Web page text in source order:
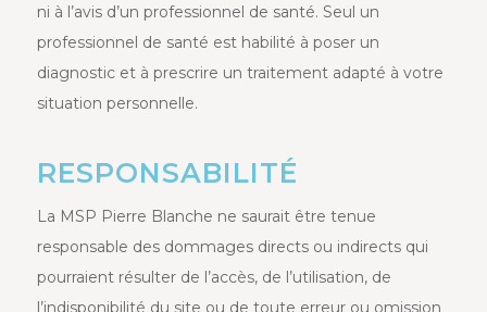
ni à l’avis d’un professionnel de santé. Seul un
professionnel de santé est habilité à poser un
diagnostic et à prescrire un traitement adapté à votre
situation personnelle.
RESPONSABILITÉ
La MSP Pierre Blanche ne saurait être tenue
responsable des dommages directs ou indirects qui
pourraient résulter de l’accès, de l’utilisation, de
l’indisponibilité du site ou de toute erreur ou omission